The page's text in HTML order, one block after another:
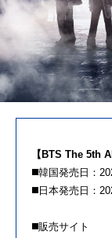
【BTS The 5th
◼️韓国発売日：
◼️日本発売日：
◼️販売サイト